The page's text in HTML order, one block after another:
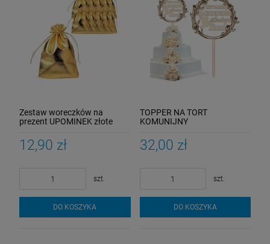
Zestaw woreczków na
prezent UPOMINEK złote
12,90 zł
szt.
DO KOSZYKA
TOPPER NA TORT
KOMUNIJNY
Pierwsza Komunia Św
32,00 zł
szt.
DO KOSZYKA